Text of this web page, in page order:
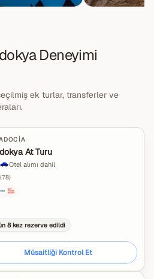
Deneyimi
ek turlar, transferler ve
At Turu
Otel alımı dahil
(78)
8 kez rezerve edildi
Müsaitliği Kontrol Et